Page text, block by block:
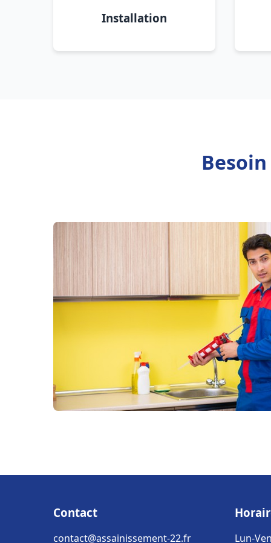
Installation
Contact
contact@assainissement-22.fr Lun-